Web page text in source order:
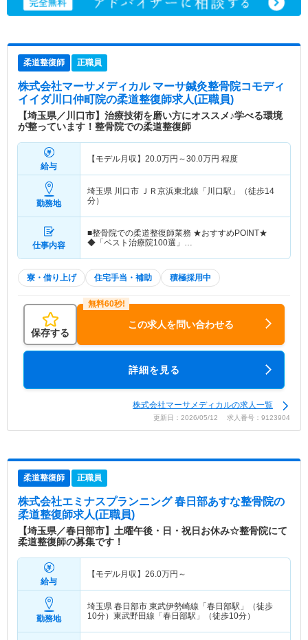
柔道整復師 正職員
株式会社マーサメディカル マーサ鍼灸整骨院コモディ
イイダ川口仲町院の柔道整復師求人(正職員)
【埼玉県／川口市】治療技術を磨い方にオススメ♪学べる環境
が整っています！整骨院での柔道整復師
給与
【モデル月収】 20.0万円～30.0万円 程度
勤務地
埼玉県 川口市 ＪＲ京浜東北線「川口駅」（徒歩14
分）
仕事内容
■整骨院での柔道整復師業務 ★おすすめPOINT★
◆「ベスト治療院100選」…
寮・借り上げ 住宅手当・補助 積極採用中
保存する
この求人を問い合わせる
詳細を見る
株式会社マーサメディカルの求人一覧
更新日：2026/05/12 求人番号：9123904
柔道整復師 正職員
株式会社エミナスプランニング 春日部あすな整骨院の
柔道整復師求人(正職員)
【埼玉県／春日部市】土曜午後・日・祝日お休み☆整骨院にて
柔道整復師の募集です！
給与
【モデル月収】 26.0万円～
勤務地
埼玉県 春日部市 東武伊勢崎線「春日部駅」（徒歩
10分）東武野田線「春日部駅」（徒歩10分）